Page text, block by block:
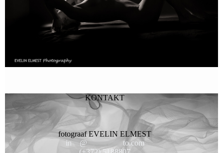
KONTAKT
fotograaf EVELIN ELMEST
in** @********* to.com